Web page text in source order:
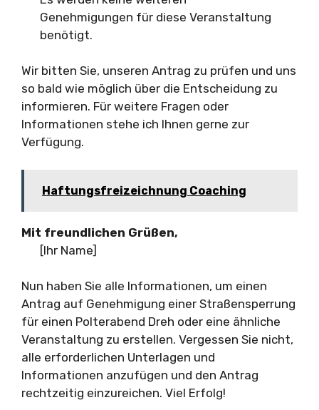
Genehmigungen für diese Veranstaltung
benötigt.
Wir bitten Sie, unseren Antrag zu prüfen und uns
so bald wie möglich über die Entscheidung zu
informieren. Für weitere Fragen oder
Informationen stehe ich Ihnen gerne zur
Verfügung.
Haftungsfreizeichnung Coaching
Mit freundlichen Grüßen,
[Ihr Name]
Nun haben Sie alle Informationen, um einen
Antrag auf Genehmigung einer Straßensperrung
für einen Polterabend Dreh oder eine ähnliche
Veranstaltung zu erstellen. Vergessen Sie nicht,
alle erforderlichen Unterlagen und
Informationen anzufügen und den Antrag
rechtzeitig einzureichen. Viel Erfolg!